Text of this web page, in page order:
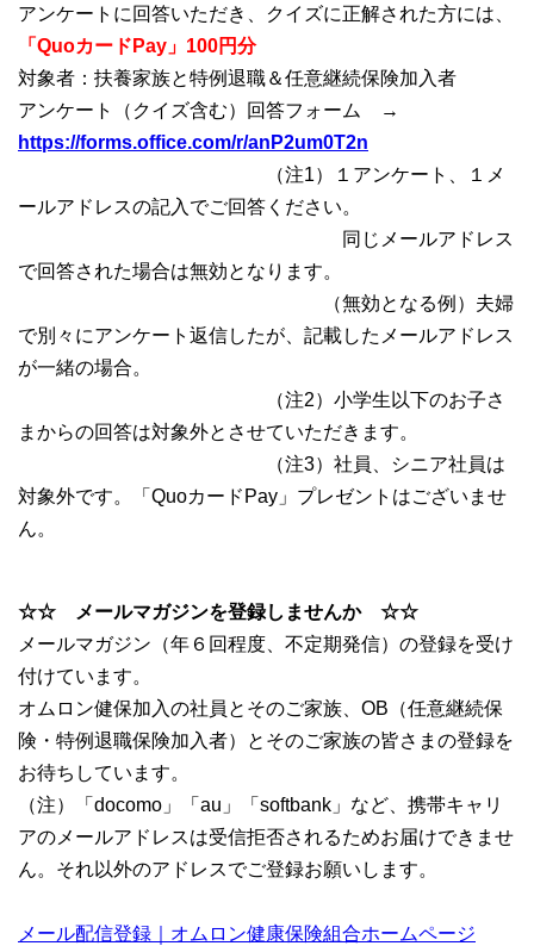
アンケートに回答いただき、クイズに正解された方には、
「QuoカードPay」100円分
対象者：扶養家族と特例退職＆任意継続保険加入者
アンケート（クイズ含む）回答フォーム →
https://forms.office.com/r/anP2um0T2n
（注1）１アンケート、１メ
ールアドレスの記入でご回答ください。
同じメールアドレス
で回答された場合は無効となります。
（無効となる例）夫婦
で別々にアンケート返信したが、記載したメールアドレス
が一緒の場合。
（注2）小学生以下のお子さ
まからの回答は対象外とさせていただきます。
（注3）社員、シニア社員は
対象外です。「QuoカードPay」プレゼントはございませ
ん。
☆☆ メールマガジンを登録しませんか ☆☆
メールマガジン（年６回程度、不定期発信）の登録を受け
付けています。
オムロン健保加入の社員とそのご家族、OB（任意継続保
険・特例退職保険加入者）とそのご家族の皆さまの登録を
お待ちしています。
（注）「docomo」「au」「softbank」など、携帯キャリ
アのメールアドレスは受信拒否されるためお届けできませ
ん。それ以外のアドレスでご登録お願いします。
メール配信登録｜オムロン健康保険組合ホームページ